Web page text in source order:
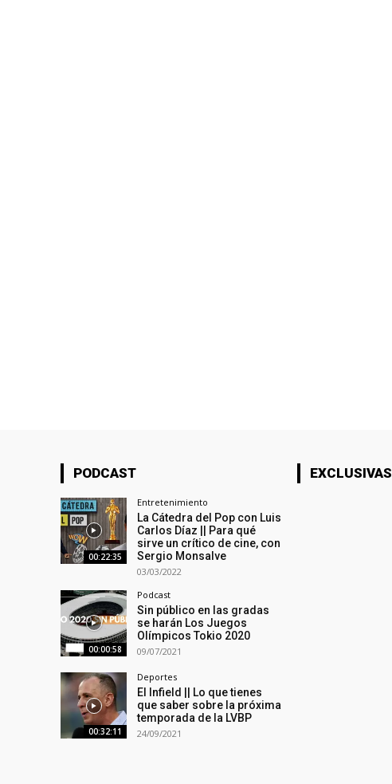
PODCAST
00:22:35
Entretenimiento
La Cátedra del Pop con Luis
Carlos Díaz || Para qué
sirve un crítico de cine, con
Sergio Monsalve
03/03/2022
00:00:58
Podcast
Sin público en las gradas
se harán Los Juegos
Olímpicos Tokio 2020
09/07/2021
00:32:11
Deportes
El Infield || Lo que tienes
que saber sobre la próxima
temporada de la LVBP
24/09/2021
EXCLUSIVAS